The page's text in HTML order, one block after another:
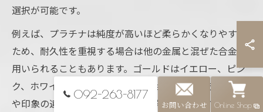
選択が可能です。
例えば、プラチナは純度が高いほど柔らかくなりやすい
ため、耐久性を重視する場合は他の金属と混ぜた合金が
用いられることもあります。ゴールドはイエロー、ピン
ク、ホワイトなど色のバリエーションがあり、デザイン
や印象の違いを楽しめます。選ぶ際は日常生活での扱い
092-263-8177
お問い合わせ Online Shop